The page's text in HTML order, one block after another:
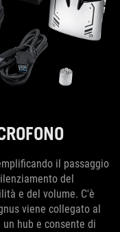
il passaggio
del
e del volume. C'è
viene collegato al
hub e consente di